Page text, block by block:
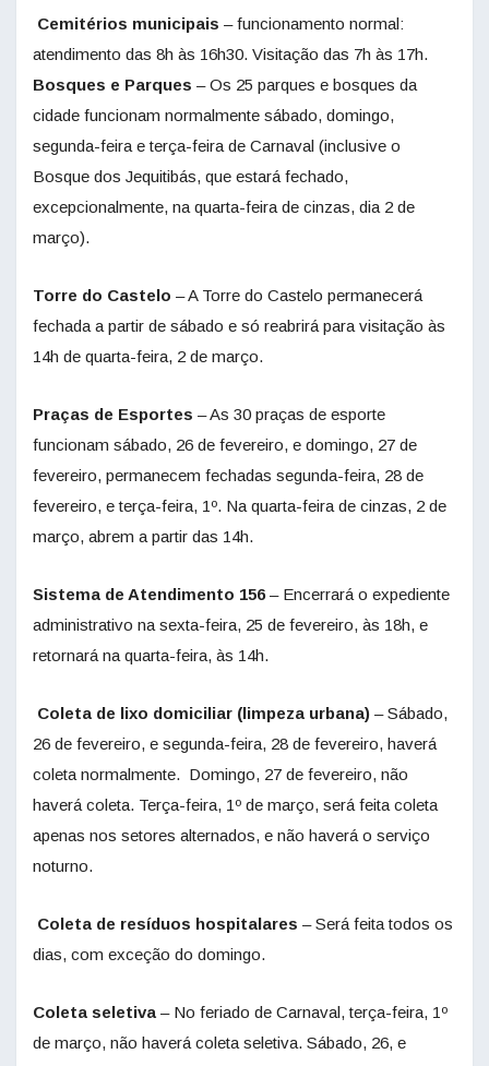
Cemitérios municipais – funcionamento normal:
atendimento das 8h às 16h30. Visitação das 7h às 17h.
Bosques e Parques – Os 25 parques e bosques da
cidade funcionam normalmente sábado, domingo,
segunda-feira e terça-feira de Carnaval (inclusive o
Bosque dos Jequitibás, que estará fechado,
excepcionalmente, na quarta-feira de cinzas, dia 2 de
março).
Torre do Castelo – A Torre do Castelo permanecerá
fechada a partir de sábado e só reabrirá para visitação às
14h de quarta-feira, 2 de março.
Praças de Esportes – As 30 praças de esporte
funcionam sábado, 26 de fevereiro, e domingo, 27 de
fevereiro, permanecem fechadas segunda-feira, 28 de
fevereiro, e terça-feira, 1º. Na quarta-feira de cinzas, 2 de
março, abrem a partir das 14h.
Sistema de Atendimento 156– Encerrará o expediente
administrativo na sexta-feira, 25 de fevereiro, às 18h, e
retornará na quarta-feira, às 14h.
Coleta de lixo domiciliar (limpeza urbana) – Sábado,
26 de fevereiro, e segunda-feira, 28 de fevereiro, haverá
coleta normalmente. Domingo, 27 de fevereiro, não
haverá coleta. Terça-feira, 1º de março, será feita coleta
apenas nos setores alternados, e não haverá o serviço
noturno.
Coleta de resíduos hospitalares – Será feita todos os
dias, com exceção do domingo.
Coleta seletiva – No feriado de Carnaval, terça-feira, 1º
de março, não haverá coleta seletiva. Sábado, 26, e